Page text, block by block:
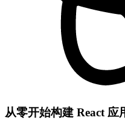
从零开始构建 React 应